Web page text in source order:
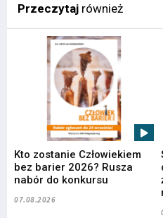
Przeczytaj również
Kto zostanie Człowiekiem
bez barier 2026? Rusza
nabór do konkursu
07.08.2026